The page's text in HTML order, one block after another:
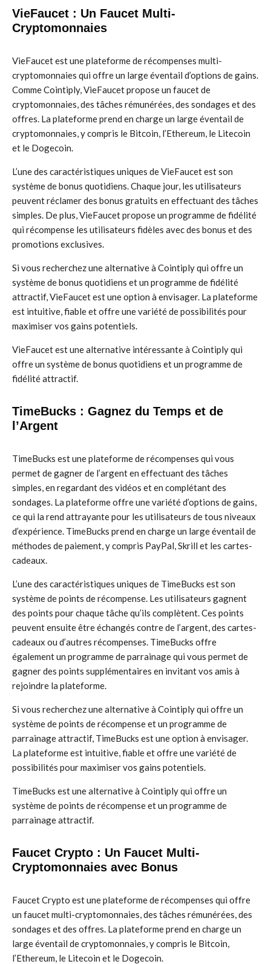
VieFaucet : Un Faucet Multi-
Cryptomonnaies
VieFaucet est une plateforme de récompenses multi-
cryptomonnaies qui offre un large éventail d’options de gains.
Comme Cointiply, VieFaucet propose un faucet de
cryptomonnaies, des tâches rémunérées, des sondages et des
offres. La plateforme prend en charge un large éventail de
cryptomonnaies, y compris le Bitcoin, l’Ethereum, le Litecoin
et le Dogecoin.
L’une des caractéristiques uniques de VieFaucet est son
système de bonus quotidiens. Chaque jour, les utilisateurs
peuvent réclamer des bonus gratuits en effectuant des tâches
simples. De plus, VieFaucet propose un programme de fidélité
qui récompense les utilisateurs fidèles avec des bonus et des
promotions exclusives.
Si vous recherchez une alternative à Cointiply qui offre un
système de bonus quotidiens et un programme de fidélité
attractif, VieFaucet est une option à envisager. La plateforme
est intuitive, fiable et offre une variété de possibilités pour
maximiser vos gains potentiels.
VieFaucet est une alternative intéressante à Cointiply qui
offre un système de bonus quotidiens et un programme de
fidélité attractif.
TimeBucks : Gagnez du Temps et de
l’Argent
TimeBucks est une plateforme de récompenses qui vous
permet de gagner de l’argent en effectuant des tâches
simples, en regardant des vidéos et en complétant des
sondages. La plateforme offre une variété d’options de gains,
ce qui la rend attrayante pour les utilisateurs de tous niveaux
d’expérience. TimeBucks prend en charge un large éventail de
méthodes de paiement, y compris PayPal, Skrill et les cartes-
cadeaux.
L’une des caractéristiques uniques de TimeBucks est son
système de points de récompense. Les utilisateurs gagnent
des points pour chaque tâche qu’ils complètent. Ces points
peuvent ensuite être échangés contre de l’argent, des cartes-
cadeaux ou d’autres récompenses. TimeBucks offre
également un programme de parrainage qui vous permet de
gagner des points supplémentaires en invitant vos amis à
rejoindre la plateforme.
Si vous recherchez une alternative à Cointiply qui offre un
système de points de récompense et un programme de
parrainage attractif, TimeBucks est une option à envisager.
La plateforme est intuitive, fiable et offre une variété de
possibilités pour maximiser vos gains potentiels.
TimeBucks est une alternative à Cointiply qui offre un
système de points de récompense et un programme de
parrainage attractif.
Faucet Crypto : Un Faucet Multi-
Cryptomonnaies avec Bonus
Faucet Crypto est une plateforme de récompenses qui offre
un faucet multi-cryptomonnaies, des tâches rémunérées, des
sondages et des offres. La plateforme prend en charge un
large éventail de cryptomonnaies, y compris le Bitcoin,
l’Ethereum, le Litecoin et le Dogecoin.